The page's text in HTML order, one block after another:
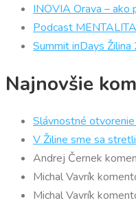
INOVIA Orava – ako
Podcast
Summit inDays
Najnovšie
Slávnostné
V Žiline sme sa
Andrej Černek
Michal Vavrík
Michal Vavrík